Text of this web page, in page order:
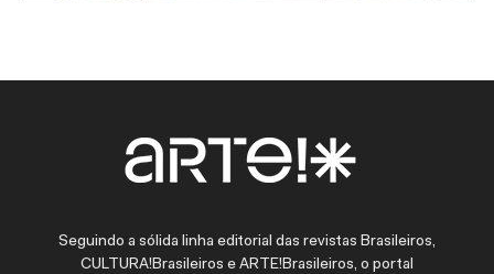
Seguindo a sólida linha editorial das revistas Brasileiros,
CULTURA!Brasileiros e ARTE!Brasileiros, o portal